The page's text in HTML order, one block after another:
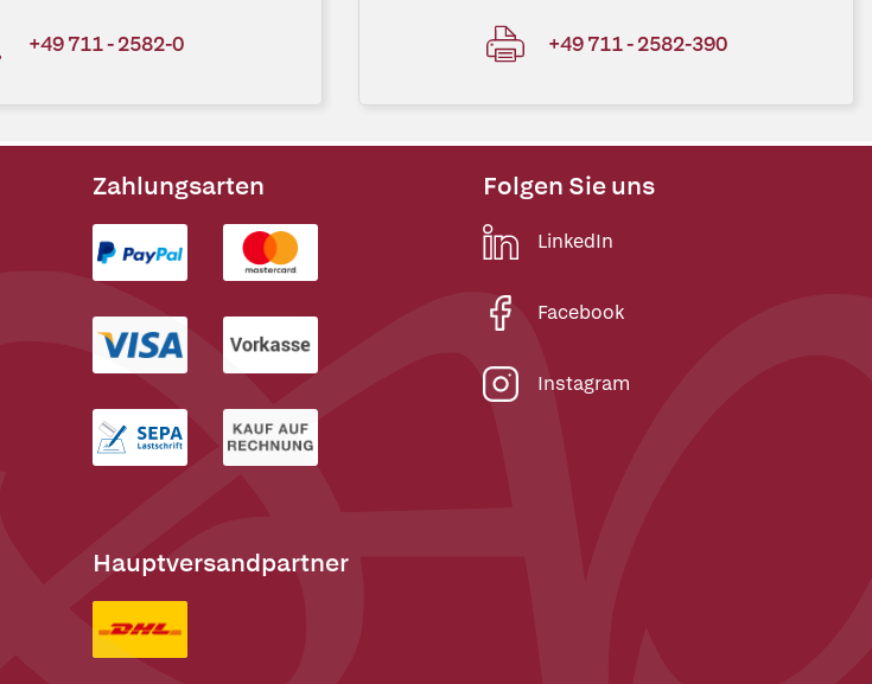
+49 711 - 2582-0 +49 711 - 2582-390
Zahlungsarten
Hauptversandpartner
Folgen Sie uns
LinkedIn
Facebook
Instagram